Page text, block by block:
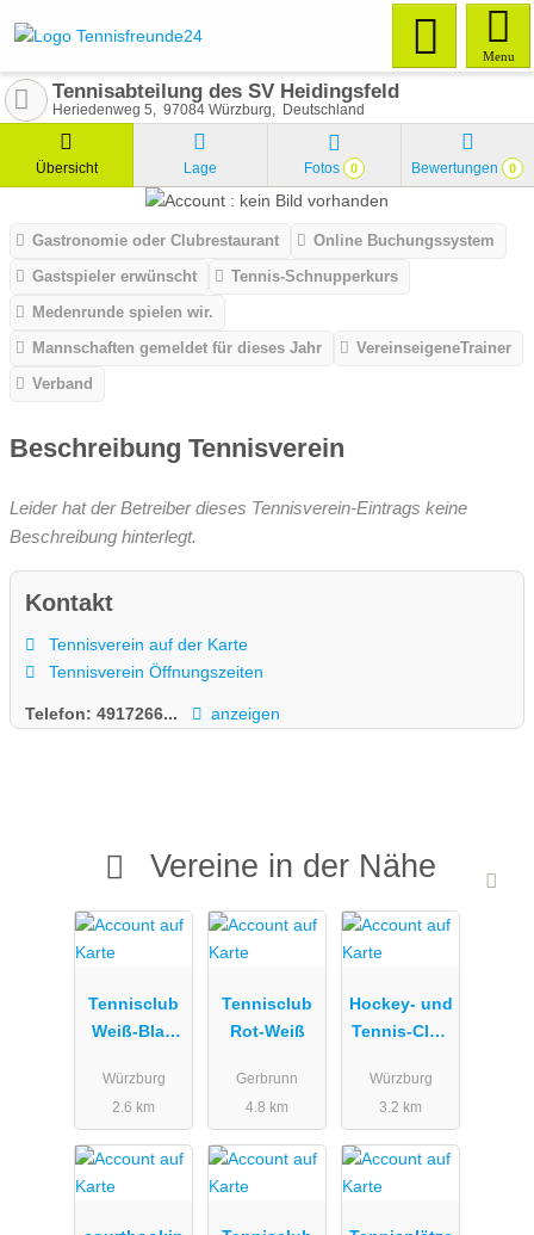
Menu
Tennisabteilung des SV Heidingsfeld
Heriedenweg 5 97084 Würzburg Deutschland
Übersicht Lage Fotos 0 Bewertungen 0
Gastronomie oder Clubrestaurant
Online Buchungssystem
Gastspieler erwünscht
Tennis-Schnupperkurs
Medenrunde spielen wir.
Mannschaften gemeldet für dieses Jahr
VereinseigeneTrainer
Verband
Beschreibung Tennisverein
Leider hat der Betreiber dieses Tennisverein-Eintrags keine
Beschreibung hinterlegt.
Kontakt
Tennisverein auf der Karte
Tennisverein Öffnungszeiten
Telefon: 4917266... anzeigen
Vereine in der Nähe
Tennisclub
Weiß-Blau
e.V.
Würzburg
2.6 km
Tennisclub
Rot-Weiß
Gerbrunn
4.8 km
Hockey- und
Tennis-Club
V.
Würzburg
3.2 km